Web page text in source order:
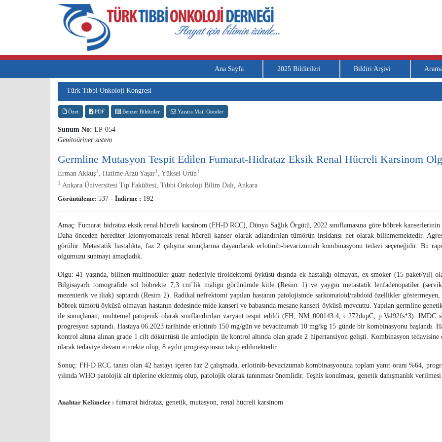
Ana Sayfa 2025 Bildirileri Bildiri Arşivi
Türk Tıbbi Onkoloji Kongresi
Özet PDF Benzer Bildiriler Yazara Mail Gönder
Sunum No: EP-054
Genitoüriner sistem
Germline Mutasyon Tespit Edilen Fumarat-Hidrataz Eksik Renal Hücreli Karsinom
Erman Akkuş1 , Hatime Arzu Yaşar1 , Yüksel Ürün1
1
Ankara Üniversitesi Tıp Fakültesi, Tıbbi Onkoloji Bilim Dalı, Ankara
Görüntüleme: 537 - İndirme : 192
Amaç: Fumarat hidrataz eksik renal hücreli karsinom (FH-D RCC), Dünya Sağlık Örgütü, 2022 sınıflamasına göre böbrek
Daha önceden herediter leiomyomatozis renal hücreli kanser olarak adlandırılan tümörün insidansı net olarak bilinmemektedir.
görülür. Metastatik hastalıkta, faz 2 çalışma sonuçlarına dayanılarak erlotinib-bevacizumab kombinasyonu tedavi seçeneğidir. Bu
olgumuzu sunmayı amaçladık.
Olgu: 41 yaşında, bilinen multinodüler guatr nedeniyle tiroidektomi öyküsü dışında ek hastalığı olmayan, ex-smoker (15 paket/yıl)
Bilgisayarlı tomografide sol böbrekte 7,3 cm`lik malign görünümde kitle (Resim 1) ve yaygın metastatik lenfadenopatiler
mezenterik ve iliak) saptandı (Resim 2). Radikal nefrektomi yapılan hastanın patolojisinde sarkomatoid/rabdoid özellikler
böbrek tümörü öyküsü olmayan hastanın dedesinde mide kanseri ve babasında mesane kanseri öyküsü mevcuttu. Yapılan germline
ile sonuçlanan, muhtemel patojenik olarak sınıflandırılan varyant tespit edildi (FH, NM_000143.4, c.272dupC, p.Val92fs*3).
progresyon saptandı. Hastaya 06.2023 tarihinde erlotinib 150 mg/gün ve bevacizumab 10 mg/kg 15 günde bir kombinasyonu
kontrol altına alınan grade 1 cilt döküntüsü ile amlodipin ile kontrol altında olan grade 2 hipertansiyon gelişti. Kombinasyon tedavisine
olarak tedaviye devam etmekte olup, 8 aydır progresyonsuz takip edilmektedir.
Sonuç: FH-D RCC tanısı olan 42 hastayı içeren faz 2 çalışmada, erlotinib-bevacizumab kombinasyonuna toplam yanıt oranı %64,
yılında WHO patolojik alt tiplerine eklenmiş olup, patolojik olarak tanınması önemlidir. Teşhis konulması, genetik danışmanlık verilmesi
Anahtar Kelimeler : fumarat hidrataz, genetik, mutasyon, renal hücreli karsinom